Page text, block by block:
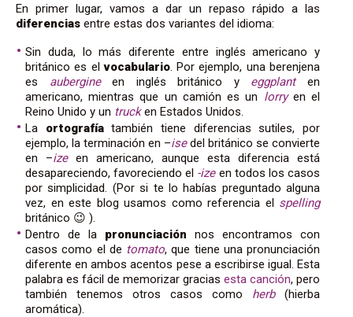
En primer lugar, vamos a dar un repaso rápido a las
diferencias entre estas dos variantes del idioma:
Sin duda, lo más diferente entre inglés americano y
británico es elvocabulario. Por ejemplo, una berenjena
es aubergineen inglés británico y eggplanten
americano, mientras que un camión es un lorryen el
Reino Unido y un trucken Estados Unidos.
La ortografíatambién tiene diferencias sutiles, por
ejemplo, la terminación en –isedel británico se convierte
en –izeen americano, aunque esta diferencia está
desapareciendo, favoreciendo el -izeen todos los casos
por simplicidad. (Por si te lo habías preguntado alguna
vez, en este blog usamos como referencia el spelling
británico 😉 ).
Dentro de la pronunciación nos encontramos con
casos como el de tomato, que tiene una pronunciación
diferente en ambos acentos pese a escribirse igual. Esta
palabra es fácil de memorizar gracias esta canción, pero
también tenemos otros casos como herb(hierba
aromática).